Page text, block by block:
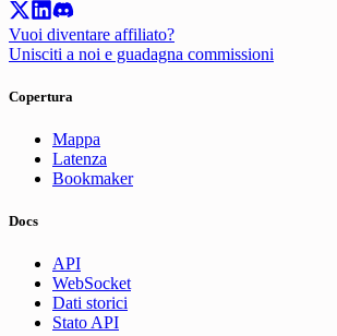
Vuoi diventare affiliato?
Unisciti a noi e guadagna commissioni
Copertura
Mappa
Latenza
Bookmaker
Docs
API
WebSocket
Dati storici
Stato API